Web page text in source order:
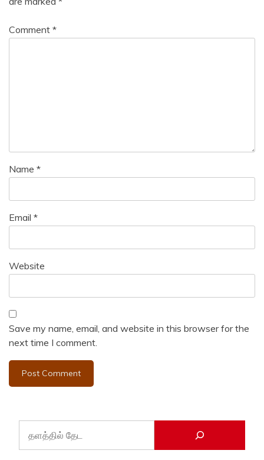
Comment *
Name *
Email *
Website
Save my name, email, and website in this browser for the
next time I comment.